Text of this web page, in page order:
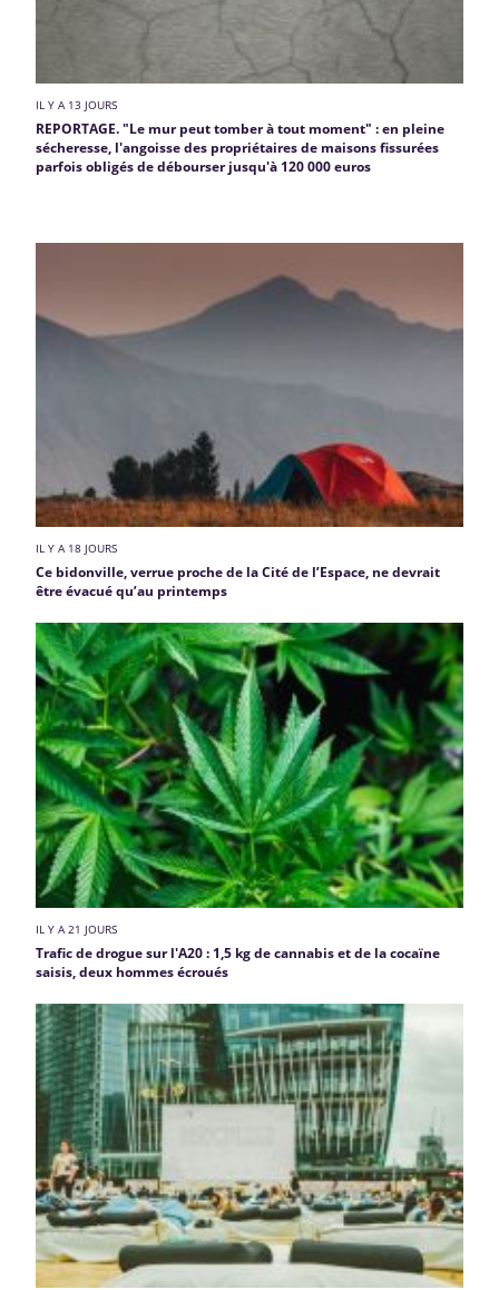
IL Y A 13 JOURS
REPORTAGE. "Le mur peut tomber à tout moment" : en pleine
sécheresse, l'angoisse des propriétaires de maisons fissurées
parfois obligés de débourser jusqu'à 120 000 euros
IL Y A 18 JOURS
Ce bidonville, verrue proche de la Cité de l’Espace, ne devrait
être évacué qu’au printemps
IL Y A 21 JOURS
Trafic de drogue sur l'A20 : 1,5 kg de cannabis et de la cocaïne
saisis, deux hommes écroués